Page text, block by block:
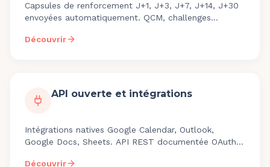
Capsules de renforcement J+1, J+3, J+7, J+14, J+30
envoyées automatiquement. QCM, challenges
Découvrir
API ouverte et intégrations
Intégrations natives Google Calendar, Outlook,
Google Docs, Sheets. API REST documentée OAuth2,
Découvrir